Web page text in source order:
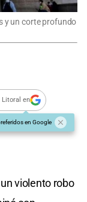
y un corte profundo
Litoral en
en Google
violento robo